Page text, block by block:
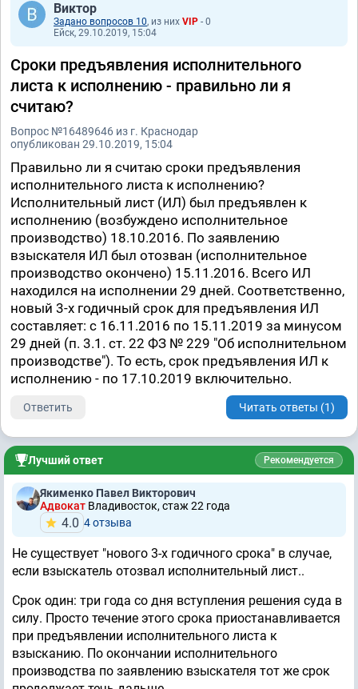
Виктор
Задано вопросов 10, из них VIP - 0
Ейск, 29.10.2019, 15:04
Сроки предъявления исполнительного
листа к исполнению - правильно ли я
считаю?
Вопрос №16489646 из г. Краснодар
опубликован 29.10.2019, 15:04
Правильно ли я считаю сроки предъявления
исполнительного листа к исполнению?
Исполнительный лист (ИЛ) был предъявлен к
исполнению (возбуждено исполнительное
производство) 18.10.2016. По заявлению
взыскателя ИЛ был отозван (исполнительное
производство окончено) 15.11.2016. Всего ИЛ
находился на исполнении 29 дней. Соответственно,
новый 3-х годичный срок для предъявления ИЛ
составляет: с 16.11.2016 по 15.11.2019 за минусом
29 дней (п. 3.1. ст. 22 ФЗ № 229 "Об исполнительном
производстве"). То есть, срок предъявления ИЛ к
исполнению - по 17.10.2019 включительно.
Ответить Читать ответы (1)
Лучший ответ Рекомендуется
Якименко Павел Викторович
Адвокат Владивосток, стаж 22 годa
4.0 4 отзывa
Не существует "нового 3-х годичного срока" в случае,
если взыскатель отозвал исполнительный лист..
Срок один: три года со дня вступления решения суда в
силу. Просто течение этого срока приостанавливается
при предъявлении исполнительного листа к
взысканию. По окончании исполнительного
производства по заявлению взыскателя тот же срок